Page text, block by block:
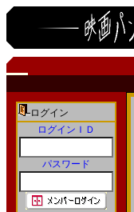
ログイン
ログインＩＤ
パスワード